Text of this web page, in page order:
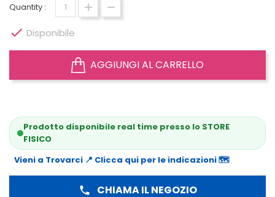
Quantity :
 Disponibile
AGGIUNGI AL CARRELLO
Prodotto disponibile real time presso lo STORE
FISICO
Vieni a Trovarci 📍 Clicca qui per le indicazioni 🗺️
phone CHIAMA IL NEGOZIO